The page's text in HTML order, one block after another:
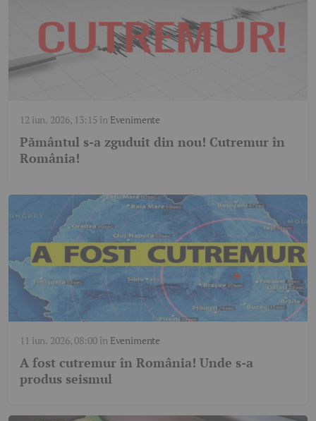
12 iun. 2026, 13:15 în Evenimente
Pământul s-a zguduit din nou! Cutremur în
România!
11 iun. 2026, 08:00în Evenimente
A fost cutremur în România! Unde s-a
produs seismul